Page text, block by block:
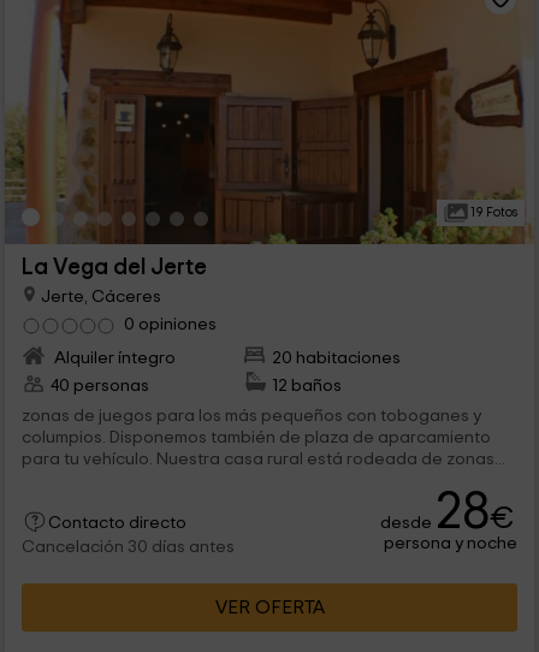
19 Fotos
La Vega del Jerte
Jerte, Cáceres
0 opiniones
Alquiler íntegro
20 habitaciones
40 personas
12 baños
zonas de juegos para los más pequeños con toboganes y
columpios. Disponemos también de plaza de aparcamiento
para tu vehículo. Nuestra casa rural está rodeada de zonas...
Contacto directo
Cancelación 30 días antes
desde 28€
persona y noche
VER OFERTA